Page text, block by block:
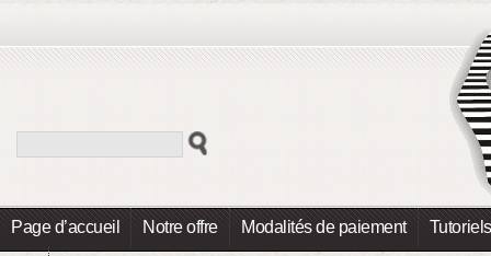
Page d’accueil Notre offre Modalités de paiement Tutoriels